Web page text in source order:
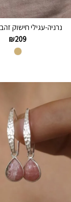
נרניה-עגילי חישוק
₪209